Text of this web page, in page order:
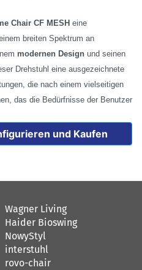
Chair CF MESH eine
breiten Spektrum an
modernen Design und seinen
Drehstuhl eine ausgezeichnete
die nach einem vielseitigen
das die Bedürfnisse der Benutzer
und Kaufen
Wagner Living
Haider Bioswing
NowyStyl
interstuhl
rovo-chair